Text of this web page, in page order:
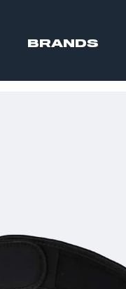
BRANDS